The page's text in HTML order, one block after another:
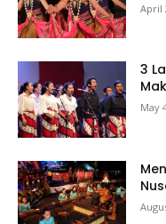
April
3
May